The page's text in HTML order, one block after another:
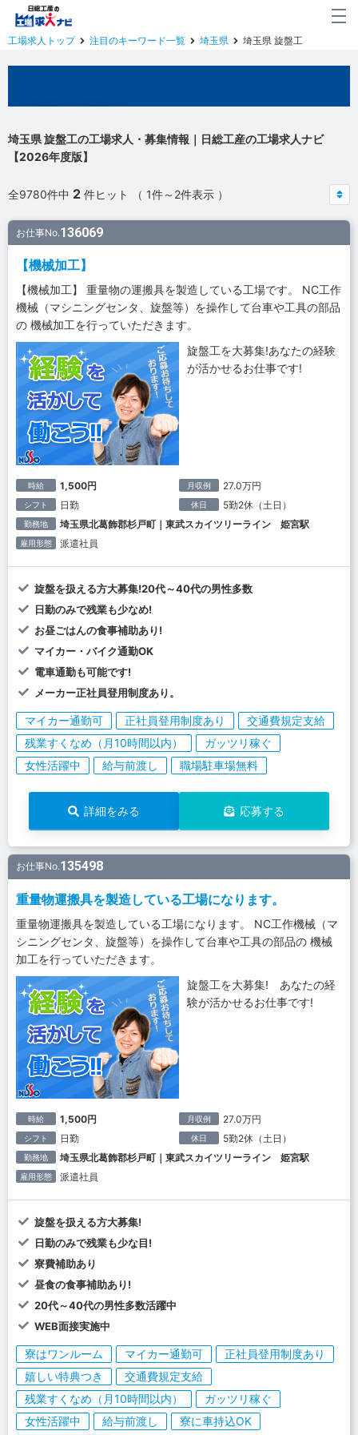
工場求人トップ 注目のキーワード一覧 埼玉県 埼玉県 旋盤工
埼玉県 旋盤工の工場求人・募集情報｜日総工産の工場求人ナビ
【2026年度版】
全9780件中 2 件ヒット （ 1件～2件表示 ）
お仕事No.136069
【機械加工】
【機械加工】 重量物の運搬具を製造している工場です。 NC工作
機械（マシニングセンタ、旋盤等）を操作して台車や工具の部品
の 機械加工を行っていただきます。
旋盤工を大募集!あなたの経験
が活かせるお仕事です!
時給 1,500円 月収例 27.0万円
シフト 日勤 休日 5勤2休（土日）
勤務地 埼玉県北葛飾郡杉戸町｜東武スカイツリーライン 姫宮駅
雇用形態 派遣社員
旋盤を扱える方大募集!20代～40代の男性多数
日勤のみで残業も少なめ!
お昼ごはんの食事補助あり!
マイカー・バイク通勤OK
電車通勤も可能です!
メーカー正社員登用制度あり。
マイカー通勤可 正社員登用制度あり
交通費規定支給
残業すくなめ（月10時間以内）
ガッツリ稼ぐ
女性活躍中
給与前渡し 職場駐車場無料
詳細をみる 応募する
お仕事No.135498
重量物運搬具を製造している工場になります。
重量物運搬具を製造している工場になります。 NC工作機械（マ
シニングセンタ、旋盤等）を操作して台車や工具の部品の 機械
加工を行っていただきます。
旋盤工を大募集! あなたの経
験が活かせるお仕事です!
時給 1,500円 月収例 27.0万円
シフト 日勤 休日 5勤2休（土日）
勤務地 埼玉県北葛飾郡杉戸町｜東武スカイツリーライン 姫宮駅
雇用形態 派遣社員
旋盤を扱える方大募集!
日勤のみで残業も少な目!
寮費補助あり
昼食の食事補助あり!
20代～40代の男性多数活躍中
WEB面接実施中
寮はワンルーム マイカー通勤可
正社員登用制度あり
嬉しい特典つき
交通費規定支給
残業すくなめ（月10時間以内）
ガッツリ稼ぐ
女性活躍中
給与前渡し
寮に車持込OK